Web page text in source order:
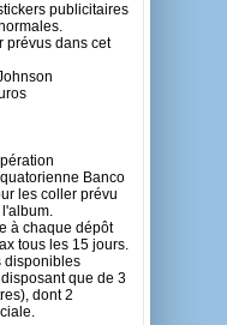
publicitaires
prévus dans cet
Banco
les coller prévu
à chaque dépôt
tous les 15 jours.
disponibles
que de 3
dont 2